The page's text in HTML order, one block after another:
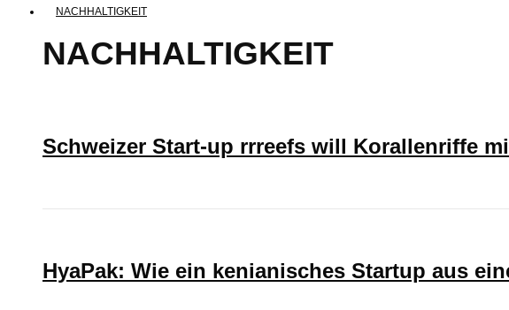
NACHHALTIGKEIT
NACHHALTIGKEIT
Schweizer Start-up rrreefs will Korallenriffe
HyaPak: Wie ein kenianisches Startup aus